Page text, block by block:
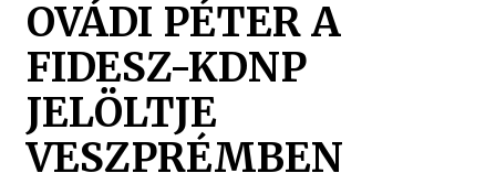
OVÁDI PÉTER A
FIDESZ-KDNP
JELÖLTJE
VESZPRÉMBEN